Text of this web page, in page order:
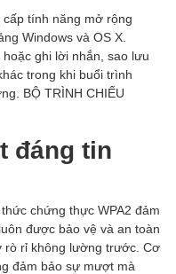
tính năng mở rộng
Windows và OS X.
ghi lời nhắn, sao lưu
trong khi buổi trình
BỘ TRÌNH CHIẾU
đáng tin
chứng thực WPA2 đảm
được bảo vệ và an toàn
rò rỉ không lường trước. Cơ
đảm bảo sự mượt mà